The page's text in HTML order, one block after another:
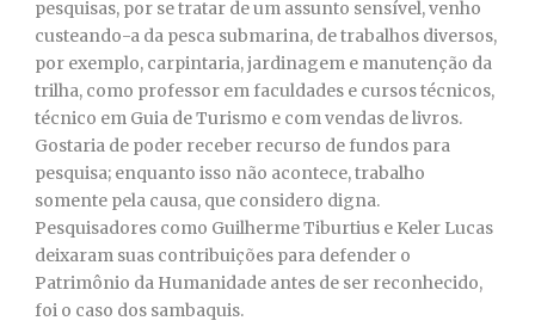
pesquisas, por se tratar de um assunto sensível, venho
custeando-a da pesca submarina, de trabalhos diversos,
por exemplo, carpintaria, jardinagem e manutenção da
trilha, como professor em faculdades e cursos técnicos,
técnico em Guia de Turismo e com vendas de livros.
Gostaria de poder receber recurso de fundos para
pesquisa; enquanto isso não acontece, trabalho
somente pela causa, que considero digna.
Pesquisadores como Guilherme Tiburtius e Keler Lucas
deixaram suas contribuições para defender o
Patrimônio da Humanidade antes de ser reconhecido,
foi o caso dos sambaquis.